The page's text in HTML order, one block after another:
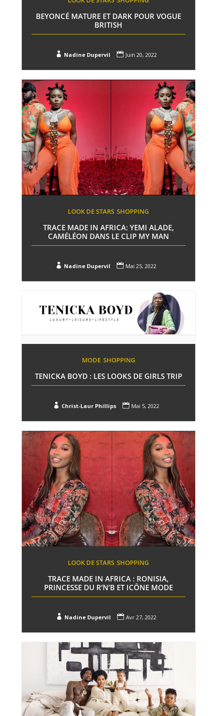
BEYONCÉ MATURE ET DARK POUR VOGUE
BRITISH
 Nadine Dupervil  Juin 20, 2022
LOOK DE STARS SHOPPING
TRACE MADE IN AFRICA: YEMI ALADE,
CAMÉLÉON DANS LE CLIP MY MAN
 Nadine Dupervil  Mai 25, 2022
MODE SHOPPING
TENICKA BOYD : LES LOOKS DE GIRLS TRIP
 Christ-Laur Phillips  Mai 5, 2022
LOOK DE STARS SHOPPING
TRACE MADE IN AFRICA : RONISIA,
PRINCESSE DU R’N’B ET ICÔNE MODE
 Nadine Dupervil  Avr 27, 2022